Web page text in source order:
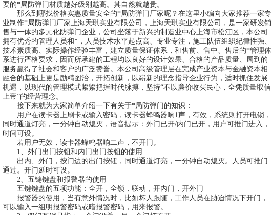
要的*局防弹门材质越好级别越高。其自然就越贵。
那么到哪找价格实惠质量安全的*局防弹门厂家呢？在这里小编向大家推荐一家专
业制作*局防弹门厂家上海天琪实业有限公司，上海天琪实业有限公司，是一家研发销
售与一体的多元化防弹门企业，公司坐落于新兴的制造业中心上海市松江区，本公司
拥有优秀的管理人员和*，人员技术水平起点高、专业专注，施工队伍组织纪律性强、
技术素质高、实际操作经验丰富，建立质量保证体系，和售前、售中、售后的*管理体
系进行严格要求，因而所承建的工程均以良好的设计效果、合格的产品质量、周到的
服务赢得了社会和客户的广泛赞誉。本公司高级管理层在完成产业资本与金融资本相
融合的基础上更是励精图治，开拓创新，以崭新的理念指导企业行为，适时抓住发展
机遇，以现代的管理模式紧紧把握时代脉搏，坚持“不以廉价收买民心，全凭质量取信
上帝”的经营理念。
接下来就为大家简单介绍一下有关于*局防弹门的知识：
用户在读卡器上刷卡或输入密码，读卡器蜂鸣器响1声，有效，系统则打开电锁，
同时通道灯亮，一分钟自动熄灭，语音提示：外门已开/内门已开，用户可推门进入，
时间可设。
若用户无效，读卡器蜂鸣器响二声，不开门。
1、外门出门按钮和内门出门按钮的使用
出内、外门，按门边的出门按钮，同时通道灯亮，一分钟自动熄灭。人员可推门
通过。开门延时可设。
2、五键键盘和报警器的使用
五键键盘的五项功能：全开，全锁，联动，开内门，开外门
报警器的使用，当有意外情况时，比如坏人跟随，工作人员在胁迫情况下开门，
可以输入一组明报警密码或暗报警密码，用来报警。